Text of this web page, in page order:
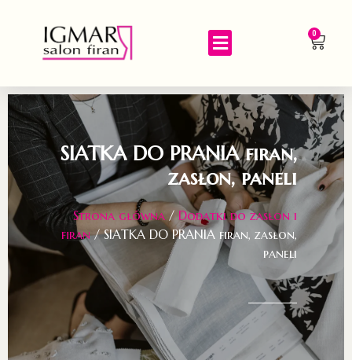
0
SIATKA DO PRANIA firan,
zasłon, paneli
Strona główna /Dodatki do zasłon i
firan/ SIATKA DO PRANIA firan, zasłon,
paneli